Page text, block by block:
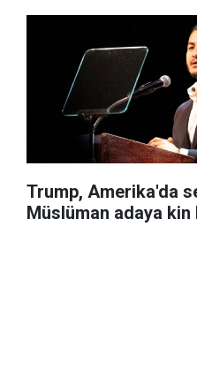
Trump, Amerika'da
Müslüman adaya kin